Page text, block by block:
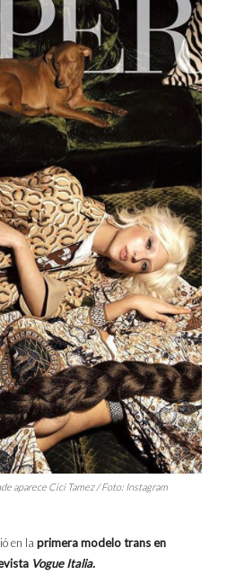
aparece Cici Tamez / Foto: Instagram
en la primera modelo trans en
Vogue Italia.